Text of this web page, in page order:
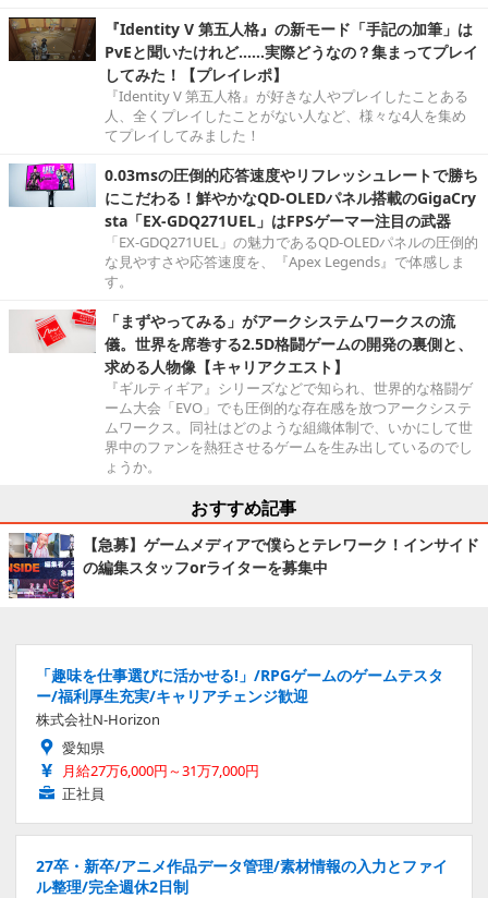
『Identity V 第五人格』の新モード「手記の加筆」は
PvEと聞いたけれど……実際どうなの？集まってプレイ
してみた！【プレイレポ】
『Identity V 第五人格』が好きな人やプレイしたことある
人、全くプレイしたことがない人など、様々な4人を集め
てプレイしてみました！
0.03msの圧倒的応答速度やリフレッシュレートで勝ち
にこだわる！鮮やかなQD-OLEDパネル搭載のGigaCry
sta「EX-GDQ271UEL」はFPSゲーマー注目の武器
「EX-GDQ271UEL」の魅力であるQD-OLEDパネルの圧倒的
な見やすさや応答速度を、『Apex Legends』で体感しま
す。
「まずやってみる」がアークシステムワークスの流
儀。世界を席巻する2.5D格闘ゲームの開発の裏側と、
求める人物像【キャリアクエスト】
『ギルティギア』シリーズなどで知られ、世界的な格闘ゲ
ーム大会「EVO」でも圧倒的な存在感を放つアークシステ
ムワークス。同社はどのような組織体制で、いかにして世
界中のファンを熱狂させるゲームを生み出しているのでし
ょうか。
おすすめ記事
【急募】ゲームメディアで僕らとテレワーク！インサイド
の編集スタッフorライターを募集中
「趣味を仕事選びに活かせる!」/RPGゲームのゲームテスタ
ー/福利厚生充実/キャリアチェンジ歓迎
株式会社N-Horizon
愛知県
月給27万6,000円～31万7,000円
正社員
27卒・新卒/アニメ作品データ管理/素材情報の入力とファイ
ル整理/完全週休2日制